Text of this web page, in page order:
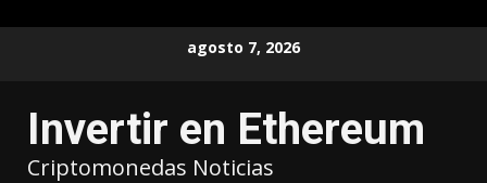
agosto 7, 2026
Invertir en Ethereum
Criptomonedas Noticias